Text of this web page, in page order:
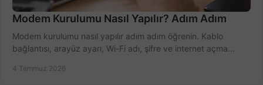
Modem Kurulumu Nasıl Yapılır? Adım Adım
Modem kurulumu nasıl yapılır adım adım öğrenin. Kablo
bağlantısı, arayüz ayarı, Wi-Fi adı, şifre ve internet açma
4 Temmuz 2026